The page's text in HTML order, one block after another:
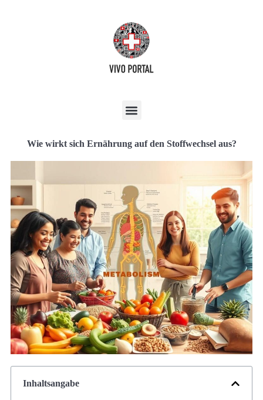
Wie wirkt sich Ernährung auf den Stoffwechsel aus?
Inhaltsangabe